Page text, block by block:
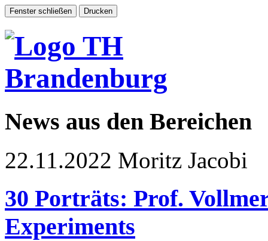
News aus den Bereichen
22.11.2022 Moritz Jacobi
30 Porträts: Prof.
Experiments